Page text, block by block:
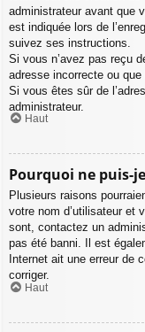
administrateur avant que
est indiquée lors de
suivez ses instructions.
Si vous n’avez pas reçu
adresse incorrecte ou
Si vous êtes sûr de
administrateur.
Haut
Pourquoi ne puis-
Plusieurs raisons
votre nom d’utilisateur et
sont, contactez un
pas été banni. Il est
Internet ait une erreur de
corriger.
Haut